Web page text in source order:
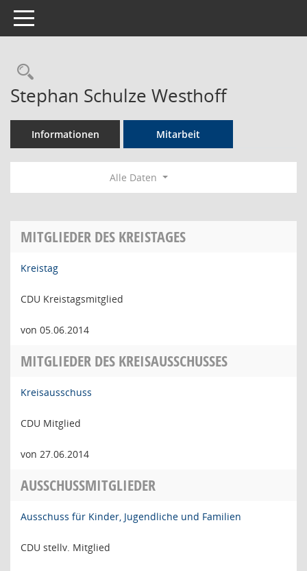
Toggle navigation
Rechercheauswahl
Stephan Schulze Westhoff
Informationen Mitarbeit
Alle Daten
MITGLIEDER DES KREISTAGES
Kreistag
CDU Kreistagsmitglied
von 05.06.2014
MITGLIEDER DES KREISAUSSCHUSSES
Kreisausschuss
CDU Mitglied
von 27.06.2014
AUSSCHUSSMITGLIEDER
Ausschuss für Kinder, Jugendliche und Familien
CDU stellv. Mitglied